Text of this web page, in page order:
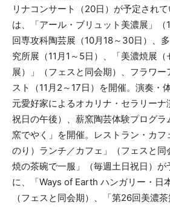
リナコンサート（20日）が予定され
は、「アール・ブリュット美濃展」
回専攻科陶芸展（10月18～30日）、
究所展（11月1～5日）、「美濃焼展
展）」（フェスと同会期）、フラワ
スト（11月2～17日）を開催。演奏・
元愛好家によるオカリナ・セラリーナ
祝日の午後）、薪窯陶芸体験プログ
窯でやく」を開催。レストラン・カフ
のり）ランチ／カフェ」（フェスと同
焼の茶碗で一服」（毎週土日祝日）が
に、「Ways of Earth ハンガリー・日
（フェスと同会期）、「第26回美濃